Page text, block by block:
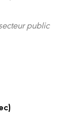
public